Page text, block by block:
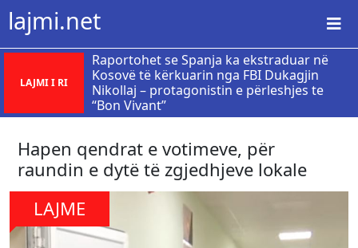
lajmi.net
LAJMI I RI
Raportohet se Spanja ka ekstraduar në
Kosovë të kërkuarin nga FBI Dukagjin
Nikollaj – protagonistin e përleshjes te
“Bon Vivant”
Hapen qendrat e votimeve, për
raundin e dytë të zgjedhjeve lokale
LAJME